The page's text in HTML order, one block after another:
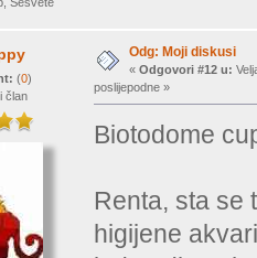
(0)
član
Odg: Moji diskusi
« Odgovori #12 u:
poslijepodne »
Biotodome
Renta, sta se
higijene